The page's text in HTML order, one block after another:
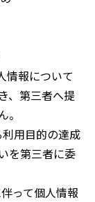
情報について
、第三者へ提
用目的の達成
を第三者に委
って個人情報